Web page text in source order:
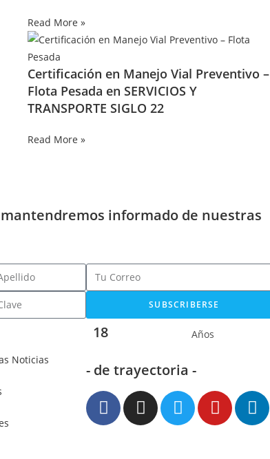
Read More »
Certificación en Manejo Vial Preventivo –
Flota Pesada en SERVICIOS Y
TRANSPORTE SIGLO 22
Read More »
informado de nuestras
SUBSCRIBERSE
Noticias
18 Años
- de trayectoria -